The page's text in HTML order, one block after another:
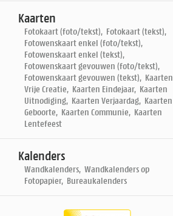
Kaarten
Fotokaart (foto/tekst), Fotokaart (tekst),
Fotowenskaart enkel (foto/tekst),
Fotowenskaart enkel (tekst),
Fotowenskaart gevouwen (foto/tekst),
Fotowenskaart gevouwen (tekst), Kaarten
Vrije Creatie, Kaarten Eindejaar, Kaarten
Uitnodiging, Kaarten Verjaardag, Kaarten
Geboorte, Kaarten Communie, Kaarten
Lentefeest
Kalenders
Wandkalenders, Wandkalenders op
Fotopapier, Bureaukalenders